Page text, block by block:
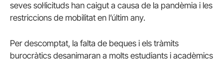
seves sol·licituds han caigut a causa de la pandèmia i les
restriccions de mobilitat en l’últim any.
Per descomptat, la falta de beques i els tràmits
burocràtics desanimaran a molts estudiants i acadèmics